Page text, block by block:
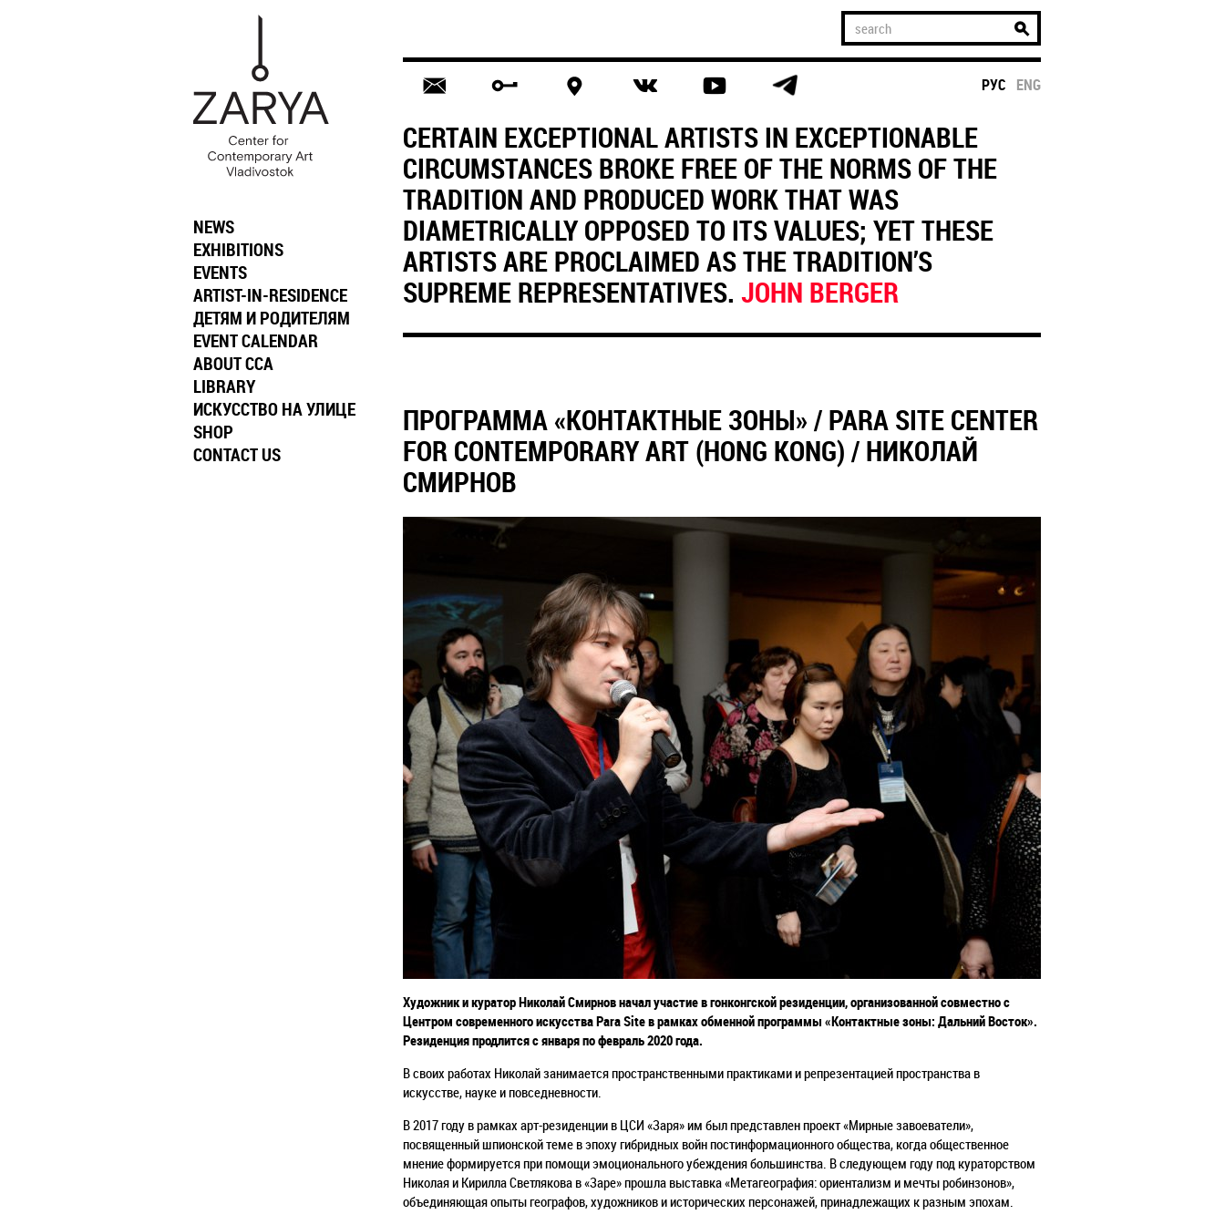
РУС ENG
CERTAIN EXCEPTIONAL ARTISTS IN EXCEPTIONABLE
CIRCUMSTANCES BROKE FREE OF THE NORMS OF THE
TRADITION AND PRODUCED WORK THAT WAS
DIAMETRICALLY OPPOSED TO ITS VALUES; YET THESE
ARTISTS ARE PROCLAIMED AS THE TRADITION’S
SUPREME REPRESENTATIVES. JOHN BERGER
ПРОГРАММА «КОНТАКТНЫЕ ЗОНЫ» / PARA SITE CENTER
FOR CONTEMPORARY ART (HONG KONG) / НИКОЛАЙ
СМИРНОВ
Художник и куратор Николай Смирнов начал участие в гонконгской резиденции, организованной совместно с
Центром современного искусства Para Site в рамках обменной программы «Контактные зоны: Дальний Восток».
Резиденция продлится с января по февраль 2020 года.
В своих работах Николай занимается пространственными практиками и репрезентацией пространства в
искусстве, науке и повседневности.
В 2017 году в рамках арт-резиденции в ЦСИ «Заря» им был представлен проект «Мирные завоеватели»,
посвященный шпионской теме в эпоху гибридных войн постинформационного общества, когда общественное
мнение формируется при помощи эмоционального убеждения большинства. В следующем году под кураторством
Николая и Кирилла Светлякова в «Заре» прошла выставка «Метагеография: ориентализм и мечты робинзонов»,
объединяющая опыты географов, художников и исторических персонажей, принадлежащих к разным эпохам.
NEWS
EXHIBITIONS
EVENTS
ARTIST-IN-RESIDENCE
ДЕТЯМ И РОДИТЕЛЯМ
EVENT CALENDAR
ABOUT CCA
LIBRARY
ИСКУССТВО НА УЛИЦЕ
SHOP
CONTACT US